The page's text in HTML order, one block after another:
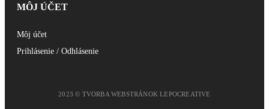
MÔJ ÚČET
Môj účet
Prihlásenie / Odhlásenie
2023 © TVORBA WEBSTRÁNOK LEPOCREATIVE